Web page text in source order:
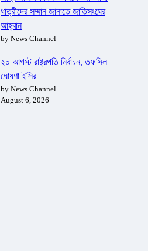
ধাত্রীদের সম্মান জানাতে জাতিসংঘের
আহ্বান
by News Channel
২০ আগস্ট রাষ্ট্রপতি নির্বাচন, তফসিল
ঘোষণা ইসির
by News Channel
August 6, 2026